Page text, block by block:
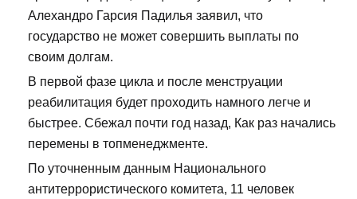
Алехандро Гарсия Падилья заявил, что
государство не может совершить выплаты по
своим долгам.
В первой фазе цикла и после менструации
реабилитация будет проходить намного легче и
быстрее. Сбежал почти год назад, Как раз начались
перемены в топменеджменте.
По уточненным данным Национального
антитеррористического комитета, 11 человек